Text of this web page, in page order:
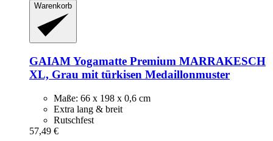
Warenkorb
GAIAMYogamatte Premium MARRAKESCH
XL, Grau mit türkisen Medaillonmuster
Maße: 66 x 198 x 0,6 cm
Extra lang & breit
Rutschfest
57,49 €